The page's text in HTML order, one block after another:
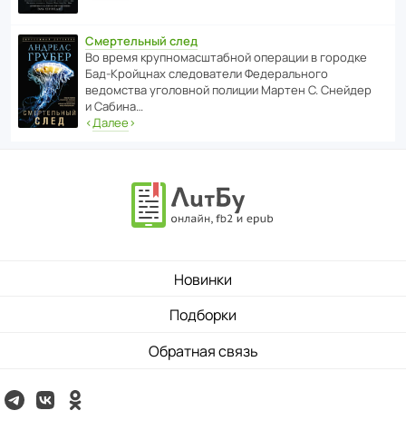
Смертельный след
Во время круп­но­мас­ш­та­бной операции в городке
Бад‑Крой­цнах следо­ва­тели Феде­раль­ного
ведомства уголо­вной полиции Мартен С. Снейдер
и Сабина…
‹Далее›
Новинки
Подборки
Обратная связь